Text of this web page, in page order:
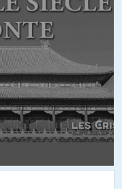
(SD) pour éviter que des
améliorations de cette
dont l’existence
n’est plus le cas
imposées aux
voir leur autorisation de
les améliorations ne sont
ne rime pas forcément
c’est bien ce qui
indépendante